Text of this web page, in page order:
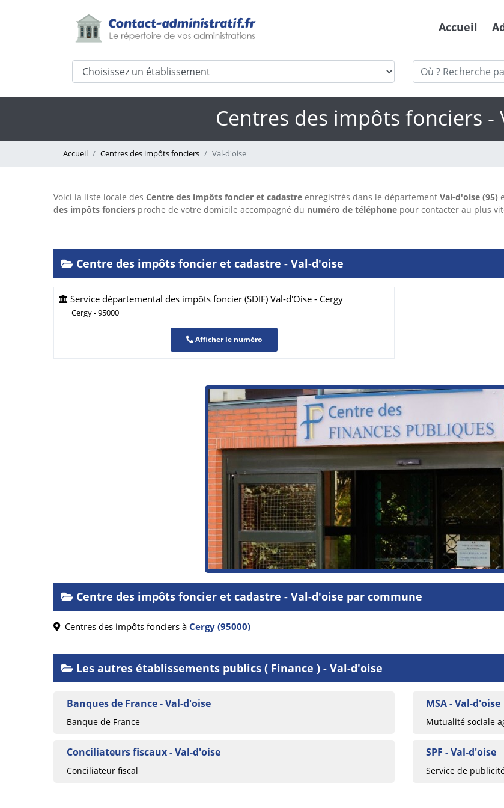
Accueil
Centres des impôts fonciers -
Accueil Centres des impôts fonciers Val-d'oise
Voici la liste locale des Centre des impôts foncier et cadastre enregistrés dans le département Val-d'oise (95)
des impôts fonciers proche de votre domicile accompagné du numéro de téléphone pour contacter au plus
Centre des impôts foncier et cadastre - Val-d'oise
Service départemental des impôts foncier (SDIF) Val-d'Oise - Cergy
Cergy - 95000
Afficher le numéro
Centre des impôts foncier et cadastre - Val-d'oise par commune
Centres des impôts fonciers à Cergy (95000)
Les autres établissements publics ( Finance ) - Val-d'oise
Banques de France - Val-d'oise
Banque de France
MSA - Val-d'oise
Mutualité sociale
Conciliateurs fiscaux - Val-d'oise
Conciliateur fiscal
SPF - Val-d'oise
Service de